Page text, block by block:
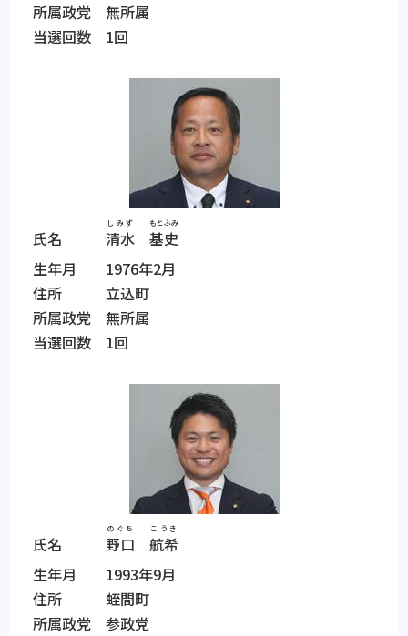
所属政党 無所属
当選回数 1回
氏名 清水
しみず
基史
もとふみ
生年月 1976年2月
住所 立込町
所属政党 無所属
当選回数 1回
氏名 野口
のぐち
航希
こうき
生年月 1993年9月
住所 蛭間町
所属政党 参政党